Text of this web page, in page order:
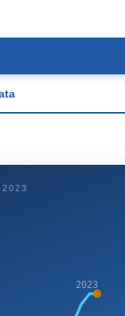
2023
2023